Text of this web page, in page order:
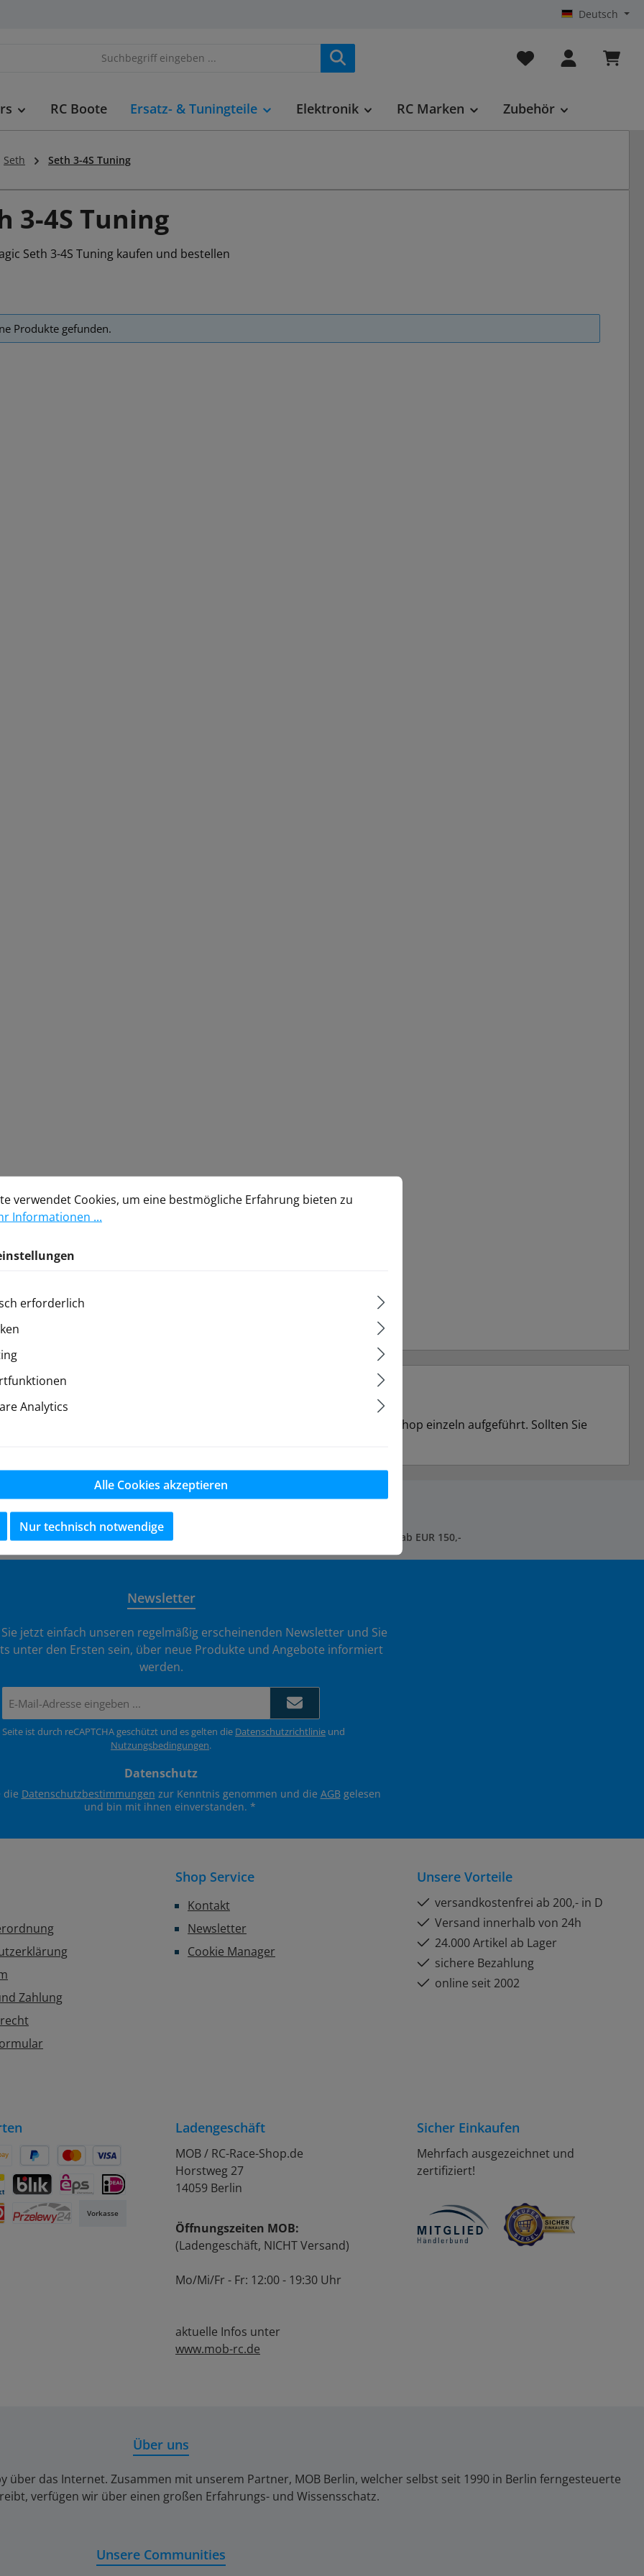
Deutsch
Du hast 0 Produkte
RC Boote Ersatz- & Tuningteile Elektronik RC Marken Zubehör
Seth Seth 3-4S Tuning
3-4S Tuning
Seth 3-4S Tuning kaufen und bestellen
Produkte gefunden.
Modelle und die Ersatzteile für den Team Magic Seth 3-4S in unserem Shop einzeln aufgeführt. Sollten Sie
versandkostenfrei* ab EUR 150,-
Newsletter
jetzt einfach unseren regelmäßig erscheinenden Newsletter und Sie
unter den Ersten sein, über neue Produkte und Angebote informiert
werden.
Mail-
Adresse
Seite ist durch reCAPTCHA geschützt und es gelten die Datenschutzrichtlinie und
Nutzungsbedingungen.
Datenschutz
die Datenschutzbestimmungen zur Kenntnis genommen und die AGBgelesen
und bin mit ihnen einverstanden. *
Zahlung
Shop Service
Kontakt
Newsletter
Cookie Manager
Unsere Vorteile
versandkostenfrei ab 200,- in D
Versand innerhalb von 24h
24.000 Artikel ab Lager
sichere Bezahlung
online seit 2002
Pay
Später BezahlenKredit- oder Debitkarte
BLIK eps
Vorkasse
Ladengeschäft
MOB / RC-Race-Shop.de
Horstweg 27
14059 Berlin
Öffnungszeiten MOB:
(Ladengeschäft, NICHT Versand)
Mo/Mi/Fr - Fr: 12:00 - 19:30 Uhr
aktuelle Infos unter
www.mob-rc.de
Sicher Einkaufen
Mehrfach ausgezeichnet und
zertifiziert!
Über uns
über das Internet. Zusammen mit unserem Partner, MOB Berlin, welcher selbst seit 1990 in Berlin ferngesteuerte
verfügen wir über einen großen Erfahrungs- und Wissensschatz.
Unsere Communities
Cookies, um eine bestmögliche Erfahrung bieten zu können.
Mehr Informationen ...
verwendet Cookies, um eine bestmögliche Erfahrung bieten zu
Informationen ...
erforderlich
Analytics
Alle Cookies akzeptieren
Nur technisch notwendige